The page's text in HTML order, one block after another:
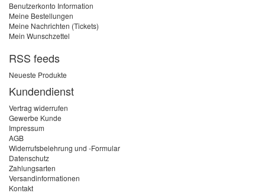
Benutzerkonto Information
Meine Bestellungen
Meine Nachrichten (Tickets)
Mein Wunschzettel
RSS feeds
Neueste Produkte
Kundendienst
Vertrag widerrufen
Gewerbe Kunde
Impressum
AGB
Widerrufsbelehrung und -Formular
Datenschutz
Zahlungsarten
Versandinformationen
Kontakt